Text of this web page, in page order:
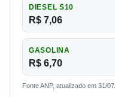
DIESEL S10
R$ 7,06
GASOLINA
R$ 6,70
Fonte ANP, atualizado em 31/